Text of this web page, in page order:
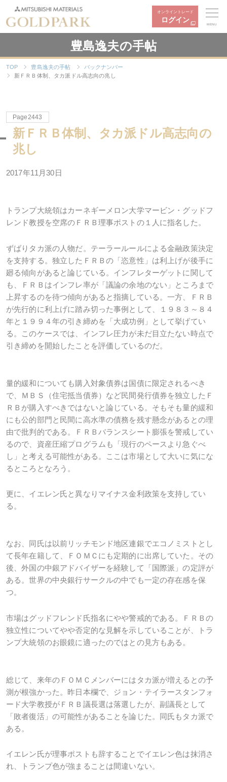
オンライントレード
ログイン
MENU
豊島逸夫の手帖
TOP 豊島逸夫の手帖
バックナンバー
新ＦＲＢ体制、タカ派ドル高志向の兆し
Page2443
新ＦＲＢ体制、タカ派ドル高志向の
兆し
2017年11月30日
トランプ大統領はカーネギーメロン大学マービン・グッドフ
レンド教授を空席のＦＲＢ理事ポストの１人に指名した。
ずばりタカ派の人物だ。テーラールールによる金融政策決定
を支持する。独立したＦＲＢの「恣意性」は利上げが後手に
廻る傾向があると論じている。インフレターゲットに関して
も、ＦＲＢはインフレ率が「議論の余地のない」ところまで
上昇するのを待つ傾向があると指摘している。一方、ＦＲＢ
が先行的に利上げに踏み切った事例として、１９８３～８４
年と１９９４年の引き締めを「大成功例」として挙げてい
る。このケースでは、インフレ圧力が未だ目立たない時点で
引き締めを開始したことを評価しているのだ。
量的緩和についても購入対象債券は国債に限定されるべき
で、ＭＢＳ（住宅抵当債券）など民間発行債券を独立したＦ
ＲＢが購入すべきではないと論じている。そもそも量的緩和
にも公的部門と民間に高水準の債務を残す懸念があるとの理
由で批判的である。ＦＲＢバランスシート膨張を警戒してい
るので、資産圧縮プログラムも「現行のペースより急ぐべ
し」と考える可能性がある。ここは市場として大いに気にな
るところとなろう。
更に、イエレン氏と異なりマイナス金利政策を支持してい
る。
なお、同氏は以前リッチモンド地区連銀でエコノミストとし
て長年在籍して、ＦＯＭＣにも定期的に出席していた。その
後、外国の中銀アドバイザーを経験して「国際派」の定評が
ある。世界の中央銀行サークルの中でも一定の存在感を保
つ。
市場はグッドフレンド氏指名にやや警戒的である。ＦＲＢの
独立性についてやや否定的な見解を示していることが、トラ
ンプ大統領のお眼鏡に適ったのではとの見方もある。
総じて、来年のＦＯＭＣメンバーにはタカ派が増えるとの予
測が根強かった。昨日本欄で、ジョン・テイラースタンフォ
ード大学教授がＦＲＢ議長選は落選したが、副議長として
「敗者復活」の可能性があることを論じた。同氏もタカ派で
ある。
イエレン氏が理事ポストも辞することでイエレン色は抹消さ
れ、トランプ色が強まることは間違いない。